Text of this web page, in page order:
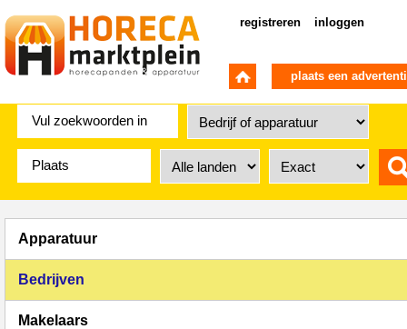
registreren inloggen
plaats een
Apparatuur
Bedrijven
Makelaars